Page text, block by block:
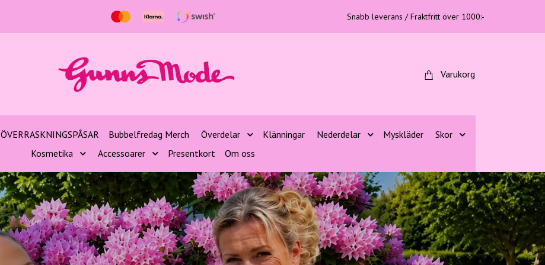
Snabb leverans / Fraktfritt över 1000:-
Varukorg
ÖVERRASKNINGSPÅSAR Bubbelfredag Merch Överdelar Klänningar Nederdelar Myskläder
Skor
Kosmetika
Accessoarer Presentkort Om oss